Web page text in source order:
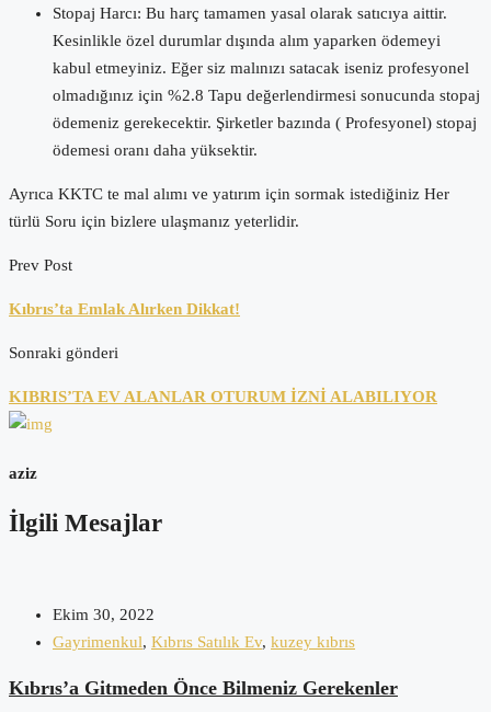
Stopaj Harcı: Bu harç tamamen yasal olarak satıcıya aittir.
Kesinlikle özel durumlar dışında alım yaparken ödemeyi
kabul etmeyiniz. Eğer siz malınızı satacak iseniz profesyonel
olmadığınız için %2.8 Tapu değerlendirmesi sonucunda stopaj
ödemeniz gerekecektir. Şirketler bazında ( Profesyonel) stopaj
ödemesi oranı daha yüksektir.
Ayrıca KKTC te mal alımı ve yatırım için sormak istediğiniz Her
türlü Soru için bizlere ulaşmanız yeterlidir.
Prev Post
Kıbrıs’ta Emlak Alırken Dikkat!
Sonraki gönderi
KIBRIS’TA EV ALANLAR OTURUM İZNİ ALABILIYOR
aziz
İlgili Mesajlar
Ekim 30, 2022
Gayrimenkul, Kıbrıs Satılık Ev, kuzey kıbrıs
Kıbrıs’a Gitmeden Önce Bilmeniz Gerekenler